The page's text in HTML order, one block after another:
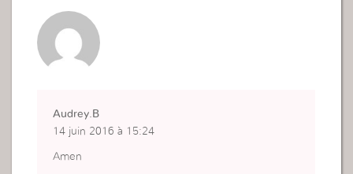
Audrey.B
14 juin 2016 à 15:24
Amen